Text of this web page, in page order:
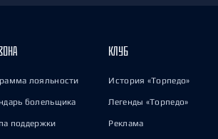
лояльности
болельщика
поддержки
КЛУБ
История «Торпедо»
Легенды «Торпедо»
Реклама